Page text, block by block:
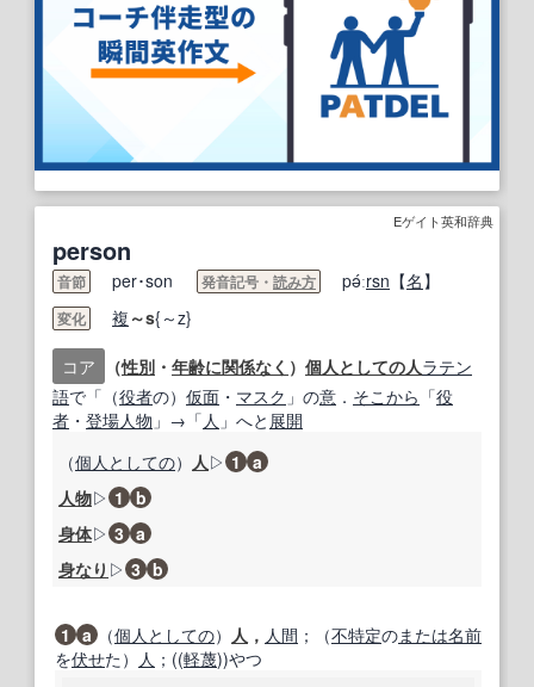
Eゲイト英和辞典
person
音節 per･son 発音記号・ 読み方 pə́ːrsn 【名 】
変化 複 ～s{～z}
コア （性別 ・ 年齢に関係なく ） 個人 としての人ラテン
語で「（役者の） 仮面 ・ マスク 」の意 ． そこから 「役
者 ・ 登場人物 」→「 人 」へと 展開
（個人 としての） 人 ▷ 1 a
人物▷ 1 b
身体▷ 3 a
身なり ▷ 3 b
1 a （個人 としての） 人 ， 人間 ；（不特定のまたは名前
を伏せた） 人 ；((軽蔑))やつ